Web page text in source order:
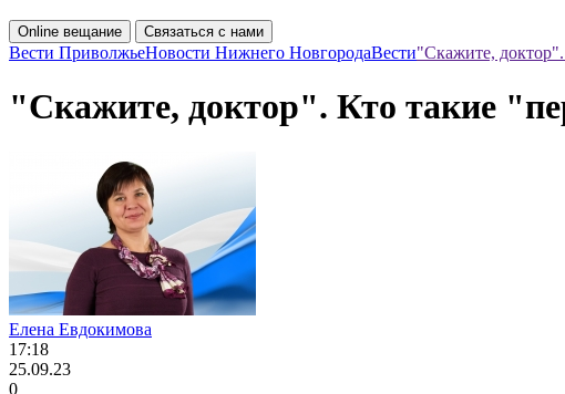
Online вещание Связаться с нами
Вести ПриволжьеНовости Нижнего НовгородаВести"Скажите,
"Скажите, доктор". Кто такие
Елена Евдокимова
17:18
25.09.23
0